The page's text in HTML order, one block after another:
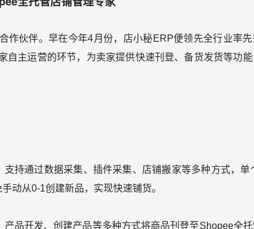
作伙伴。早在今年4月份，店小秘ERP便领先全行业率
自主运营的环节，为卖家提供快速刊登、备货发货等功
持通过数据采集、插件采集、店铺搬家等多种方式，单
动从0-1创建新品，实现快速铺货。
品开发、创建产品等多种方式将商品刊登至Shopee全